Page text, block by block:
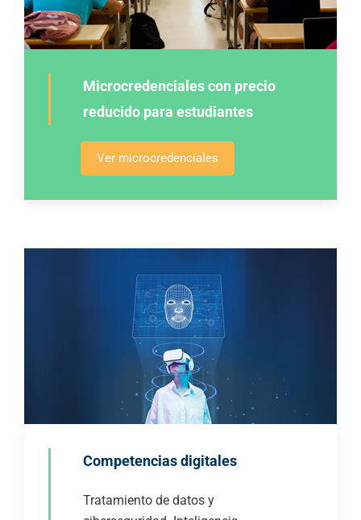
Microcredenciales con precio
reducido para estudiantes
Ver microcredenciales
Competencias digitales
Tratamiento de datos y